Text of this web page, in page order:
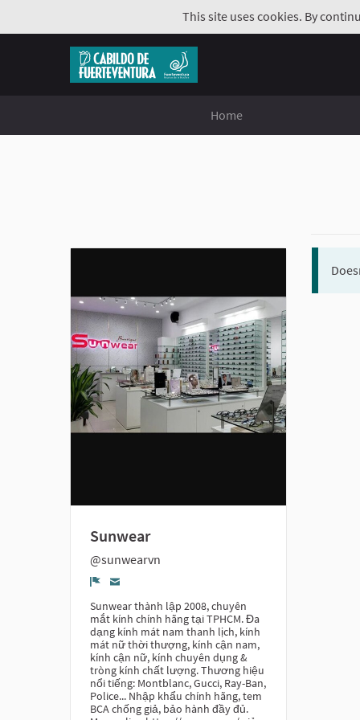
This site uses cookies. By
Home
Sunwear
@sunwearvn
Report
Sunwear thành lập 2008, chuyên
mắt kính chính hãng tại TPHCM. Đa
dạng kính mát nam thanh lịch, kính
mát nữ thời thượng, kính cận nam,
kính cận nữ, kính chuyên dụng &
tròng kính chất lượng. Thương hiệu
nổi tiếng: Montblanc, Gucci, Ray-Ban,
Police... Nhập khẩu chính hãng, tem
BCA chống giả, bảo hành đầy đủ.